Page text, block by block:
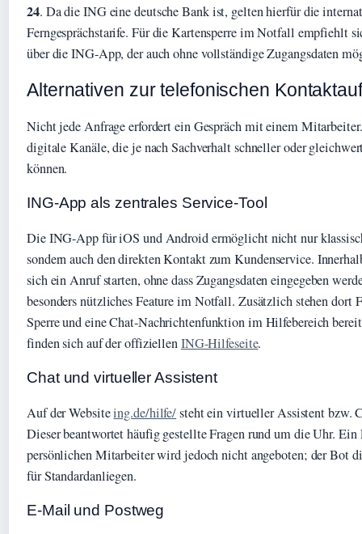
24. Da die ING eine deutsche Bank ist, gelten hierfür die
Ferngesprächstarife. Für die Kartensperre im Notfall empfiehlt
über die ING-App, der auch ohne vollständige Zugangsdaten
Alternativen zur telefonischen
Nicht jede Anfrage erfordert ein Gespräch mit einem
digitale Kanäle, die je nach Sachverhalt schneller oder
können.
ING-App als zentrales Service-Tool
Die ING-App für iOS und Android ermöglicht nicht nur
sondern auch den direkten Kontakt zum Kundenservice.
sich ein Anruf starten, ohne dass Zugangsdaten eingegeben
besonders nützliches Feature im Notfall. Zusätzlich stehen dort
Sperre und eine Chat-Nachrichtenfunktion im Hilfebereich
finden sich auf der offiziellenING-Hilfeseite.
Chat und virtueller Assistent
Auf der Websiteing.de/hilfe/steht ein virtueller Assistent bzw.
Dieser beantwortet häufig gestellte Fragen rund um die Uhr.
persönlichen Mitarbeiter wird jedoch nicht angeboten; der Bot
für Standardanliegen.
E-Mail und Postweg